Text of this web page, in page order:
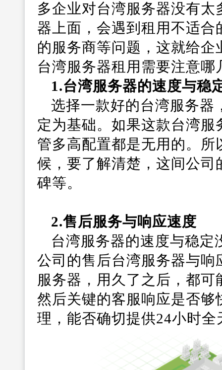
多企业对台湾服务器没有
器上面，会遇到租用不适
的服务商等问题，这就给
台湾服务器租用需要注意哪
1.台湾服务器的速度与稳
选择一款好的台湾服务器
定为基础。如果这款台湾
管多高配置都是无用的。
候，要了解清楚，这间公
碑等。
2.售后服务与响应速度
台湾服务器的速度与稳定
公司的售后台湾服务器与
服务器，用久了之后，都
然后关键的客服响应是否
理，能否确切提供24小时全